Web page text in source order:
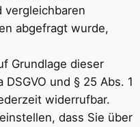
vergleichbaren
abgefragt wurde,
Grundlage dieser
und § 25 Abs. 1
widerrufbar.
dass Sie über